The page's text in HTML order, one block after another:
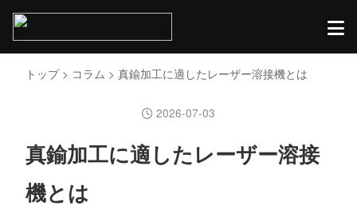
トップ> コラム > 真鍮加工に適したレーザー溶接機とは
2026-07-03
真鍮加工に適したレーザー溶接
機とは